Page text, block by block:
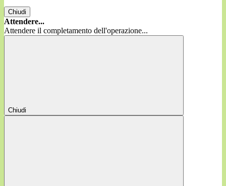
Chiudi
Attendere...
Attendere il completamento dell'operazione...
Chiudi